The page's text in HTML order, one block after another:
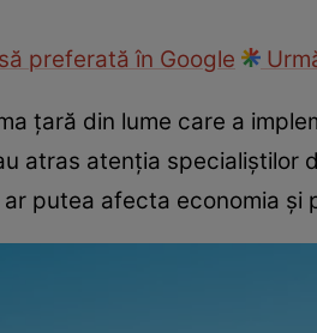
preferată în Google
țară din lume care a
atras atenția specialiștilor
putea afecta economia